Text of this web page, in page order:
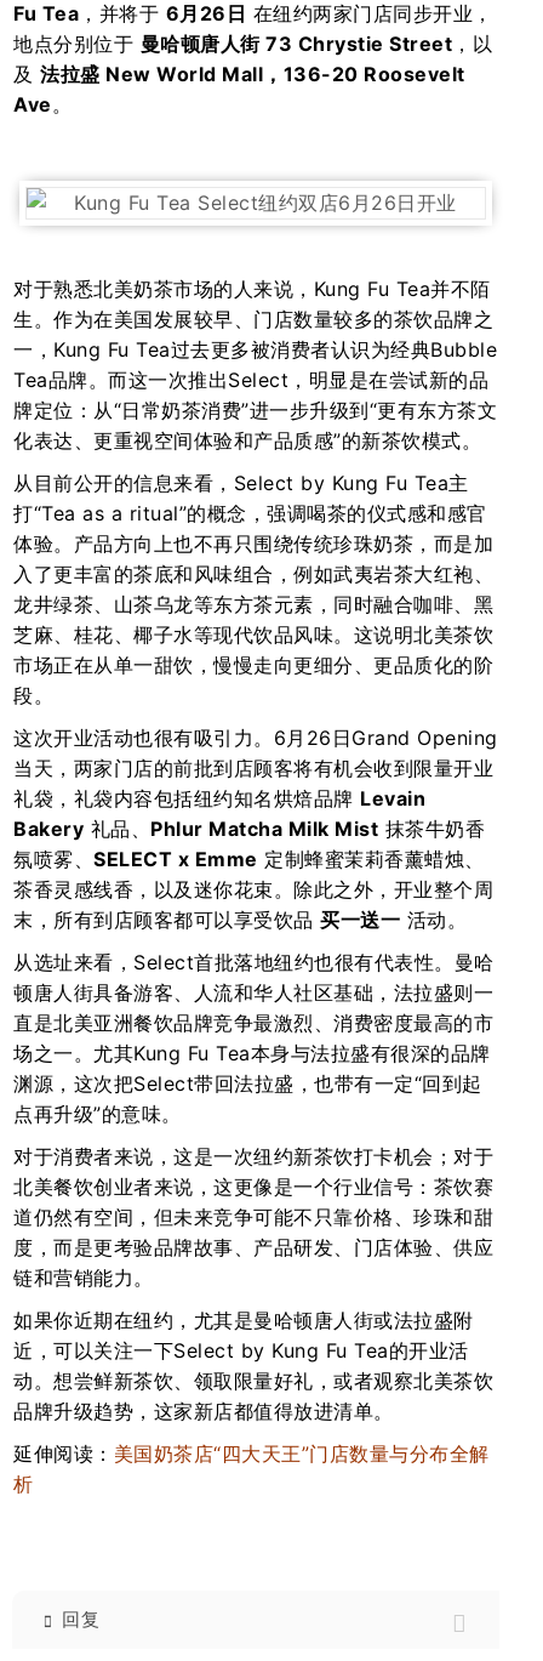
Fu Tea ，并将于 6月26日 在纽约两家门店同步开业，
地点分别位于 曼哈顿唐人街 73 Chrystie Street ，以
及 法拉盛 New World Mall，136-20 Roosevelt
Ave。
对于熟悉北美奶茶市场的人来说，Kung Fu Tea并不陌
生。作为在美国发展较早、门店数量较多的茶饮品牌之
一，Kung Fu Tea过去更多被消费者认识为经典Bubble
Tea品牌。而这一次推出Select，明显是在尝试新的品
牌定位：从“日常奶茶消费”进一步升级到“更有东方茶文
化表达、更重视空间体验和产品质感”的新茶饮模式。
从目前公开的信息来看，Select by Kung Fu Tea主
打“Tea as a ritual”的概念，强调喝茶的仪式感和感官
体验。产品方向上也不再只围绕传统珍珠奶茶，而是加
入了更丰富的茶底和风味组合，例如武夷岩茶大红袍、
龙井绿茶、山茶乌龙等东方茶元素，同时融合咖啡、黑
芝麻、桂花、椰子水等现代饮品风味。这说明北美茶饮
市场正在从单一甜饮，慢慢走向更细分、更品质化的阶
段。
这次开业活动也很有吸引力。6月26日Grand Opening
当天，两家门店的前批到店顾客将有机会收到限量开业
礼袋，礼袋内容包括纽约知名烘焙品牌 Levain
Bakery 礼品、 Phlur Matcha Milk Mist 抹茶牛奶香
氛喷雾、 SELECT x Emme 定制蜂蜜茉莉香薰蜡烛、
茶香灵感线香，以及迷你花束。除此之外，开业整个周
末，所有到店顾客都可以享受饮品 买一送一 活动。
从选址来看，Select首批落地纽约也很有代表性。曼哈
顿唐人街具备游客、人流和华人社区基础，法拉盛则一
直是北美亚洲餐饮品牌竞争最激烈、消费密度最高的市
场之一。尤其Kung Fu Tea本身与法拉盛有很深的品牌
渊源，这次把Select带回法拉盛，也带有一定“回到起
点再升级”的意味。
对于消费者来说，这是一次纽约新茶饮打卡机会；对于
北美餐饮创业者来说，这更像是一个行业信号：茶饮赛
道仍然有空间，但未来竞争可能不只靠价格、珍珠和甜
度，而是更考验品牌故事、产品研发、门店体验、供应
链和营销能力。
如果你近期在纽约，尤其是曼哈顿唐人街或法拉盛附
近，可以关注一下Select by Kung Fu Tea的开业活
动。想尝鲜新茶饮、领取限量好礼，或者观察北美茶饮
品牌升级趋势，这家新店都值得放进清单。
延伸阅读： 美国奶茶店“四大天王”门店数量与分布全解
析
回复